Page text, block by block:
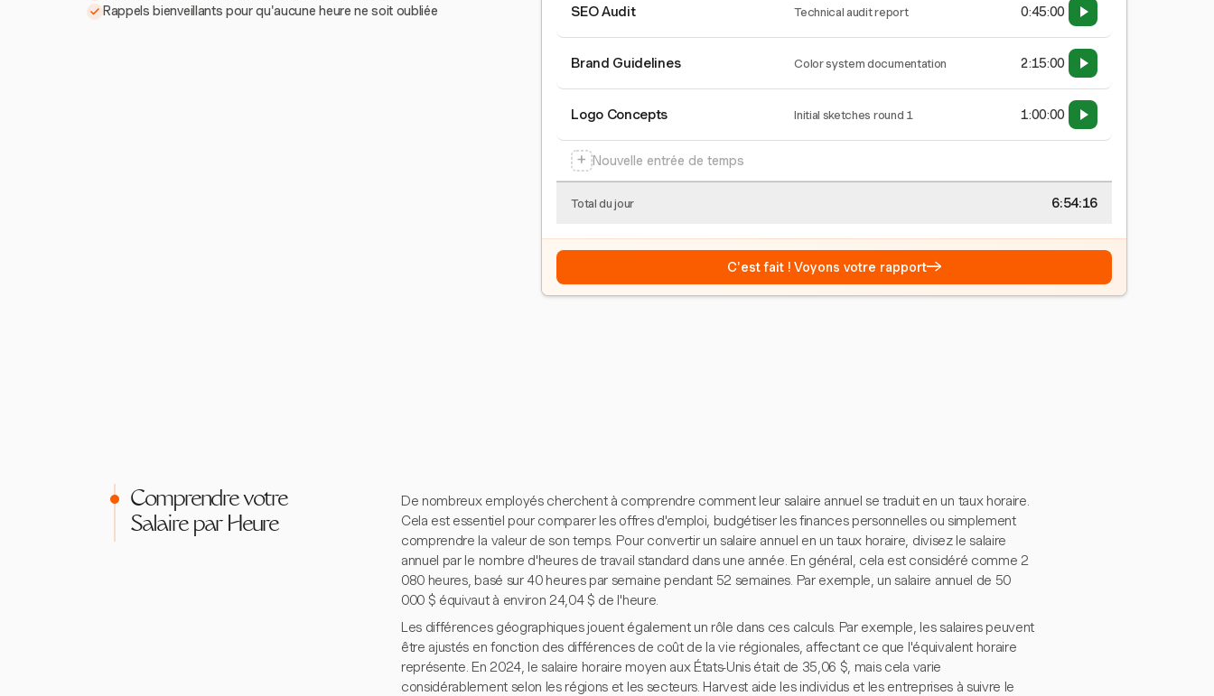
Rappels bienveillants pour qu'aucune heure ne soit oubliée
SEO Audit Technical audit report 0:45:00
Brand Guidelines Color system documentation 2:15:00
Logo Concepts Initial sketches round 1 1:00:00
+ Nouvelle entrée de temps
Total du jour 6:54:17
C'est fait ! Voyons votre rapport→
Comprendre votre
Salaire par Heure
De nombreux employés cherchent à comprendre comment leur salaire annuel se traduit en un taux horaire.
Cela est essentiel pour comparer les offres d'emploi, budgétiser les finances personnelles ou simplement
comprendre la valeur de son temps. Pour convertir un salaire annuel en un taux horaire, divisez le salaire
annuel par le nombre d'heures de travail standard dans une année. En général, cela est considéré comme 2
080 heures, basé sur 40 heures par semaine pendant 52 semaines. Par exemple, un salaire annuel de 50
000 $ équivaut à environ 24,04 $ de l'heure.
Les différences géographiques jouent également un rôle dans ces calculs. Par exemple, les salaires peuvent
être ajustés en fonction des différences de coût de la vie régionales, affectant ce que l'équivalent horaire
représente. En 2024, le salaire horaire moyen aux États-Unis était de 35,06 $, mais cela varie
considérablement selon les régions et les secteurs. Harvest aide les individus et les entreprises à suivre le